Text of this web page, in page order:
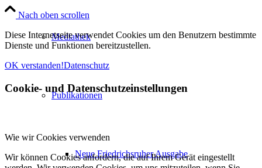
Mediathek
Publikationen
Neue Friedrichsruher Ausgabe
Nach oben scrollen
Diese Internetseite verwendet Cookies um den Benutzern bestimmte
Dienste und Funktionen bereitzustellen.
OK verstanden!Datenschutz
Cookie- und Datenschutzeinstellungen
Wie wir Cookies verwenden
Wir können Cookies anfordern, die auf Ihrem Gerät eingestellt